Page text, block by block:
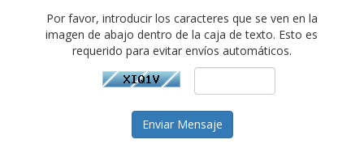
Por favor, introducir los caracteres que se ven en la
imagen de abajo dentro de la caja de texto. Esto es
requerido para evitar envíos automáticos.
Enviar Mensaje